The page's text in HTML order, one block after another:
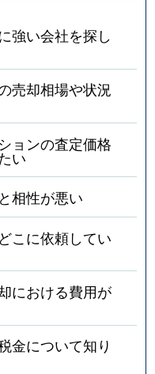
強い会社を探し
売却相場や状況
ョンの査定価格
い
相性が悪い
こに依頼してい
における費用が
金について知り